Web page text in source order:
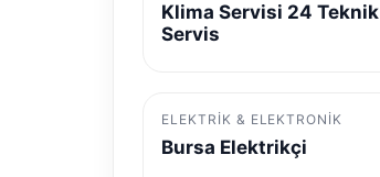
Klima Servisi 24 Teknik
Servis
ELEKTRIK & ELEKTRONIK
Bursa Elektrikçi